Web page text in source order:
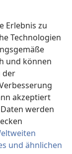
Erlebnis zu
Technologien
und können
der
akzeptiert
werden
und ähnlichen
für Wunde,
seine
sie das
als
27 Und wenn er
Zahn
eine Frau stößt